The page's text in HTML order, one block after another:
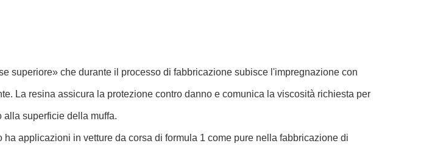
superiore» che durante il processo di fabbricazione subisce l'impregnazione con
La resina assicura la protezione contro danno e comunica la viscosità richiesta per
superficie della muffa.
ha applicazioni in vetture da corsa di formula 1 come pure nella fabbricazione di